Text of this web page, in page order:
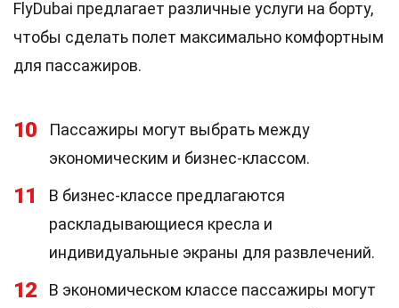
FlyDubai предлагает различные услуги на борту,
чтобы сделать полет максимально комфортным
для пассажиров.
10
Пассажиры могут выбрать между
экономическим и бизнес-классом.
11
В бизнес-классе предлагаются
раскладывающиеся кресла и
индивидуальные экраны для развлечений.
12
В экономическом классе пассажиры могут